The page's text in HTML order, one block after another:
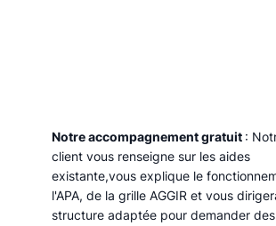
Notre accompagnement gratuit :
client vous renseigne sur les aides
existante,vous explique le
l'APA, de la grille AGGIR et vous
structure adaptée pour demander